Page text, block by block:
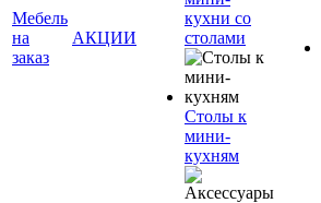
Мебель
на
заказ
АКЦИИ
кухни со
столами
Столы к
мини-
кухням